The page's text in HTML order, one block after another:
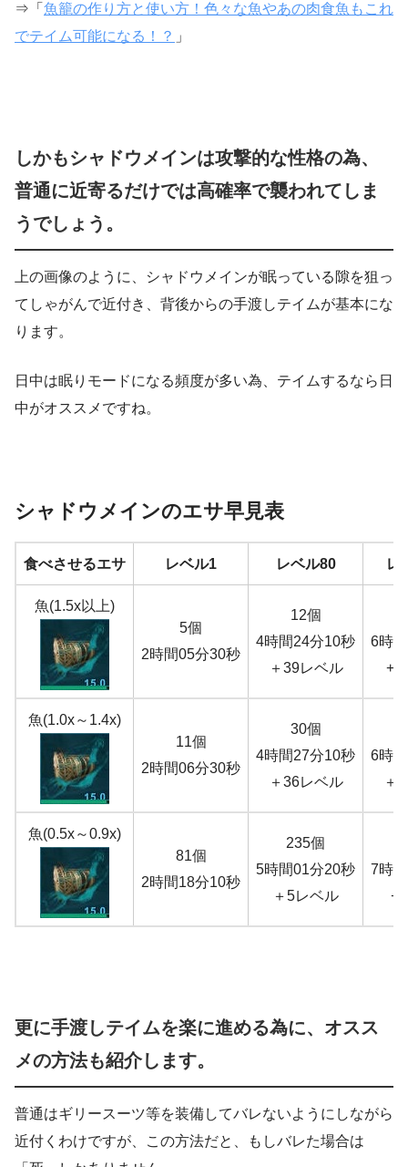
⇒「 魚籠の作り方と使い方！色々な魚やあの肉食魚もこれ
でテイム可能になる！？ 」
しかもシャドウメインは攻撃的な性格の為、
普通に近寄るだけでは高確率で襲われてしま
うでしょう。
上の画像のように、シャドウメインが眠っている隙を狙っ
てしゃがんで近付き、背後からの手渡しテイムが基本にな
ります。
日中は眠りモードになる頻度が多い為、テイムするなら日
中がオススメですね。
シャドウメインのエサ早見表
食べさせるエサ レベル1 レベル80 レ
魚(1.5x以上)
5個
2時間05分30秒
12個
4時間24分10秒
＋39レベル
6時
魚(1.0x～1.4x)
11個
2時間06分30秒
30個
4時間27分10秒
＋36レベル
6時
＋
魚(0.5x～0.9x)
81個
2時間18分10秒
235個
5時間01分20秒
＋5レベル
7時
更に手渡しテイムを楽に進める為に、オスス
メの方法も紹介します。
普通はギリースーツ等を装備してバレないようにしながら
近付くわけですが、この方法だと、もしバレた場合は